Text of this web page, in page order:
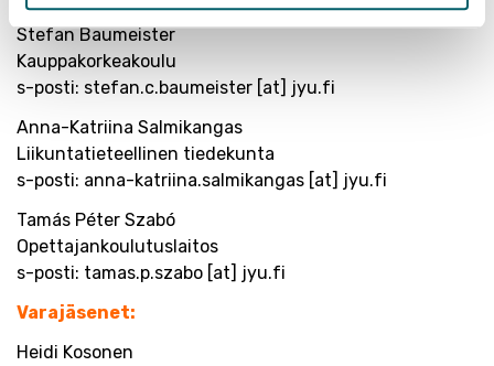
Stefan Baumeister
Kauppakorkeakoulu
s-posti: stefan.c.baumeister [at] jyu.fi
Anna-Katriina Salmikangas
Liikuntatieteellinen tiedekunta
s-posti: anna-katriina.salmikangas [at] jyu.fi
Tamás Péter Szabó
Opettajankoulutuslaitos
s-posti: tamas.p.szabo [at] jyu.fi
Varajäsenet:
Heidi Kosonen